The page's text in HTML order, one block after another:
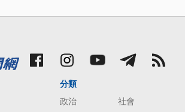
分類
政治
社會